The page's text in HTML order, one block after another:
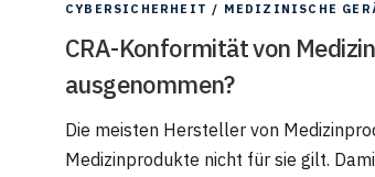
CYBERSICHERHEIT / MEDIZINISCHE
CRA-Konformität von
ausgenommen?
Die meisten Hersteller von
Medizinprodukte nicht für sie gilt.